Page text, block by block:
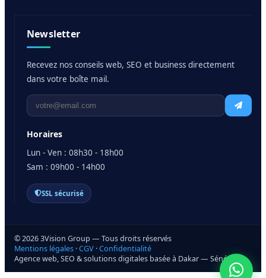
Newsletter
Recevez nos conseils web, SEO et business directement
dans votre boîte mail.
Horaires
Lun - Ven : 08h30 - 18h00
Sam : 09h00 - 14h00
SSL sécurisé
© 2026 3Vision Group — Tous droits réservés
Mentions légales ·CGV ·Confidentialité
Agence web, SEO & solutions digitales basée à Dakar — Sénégal